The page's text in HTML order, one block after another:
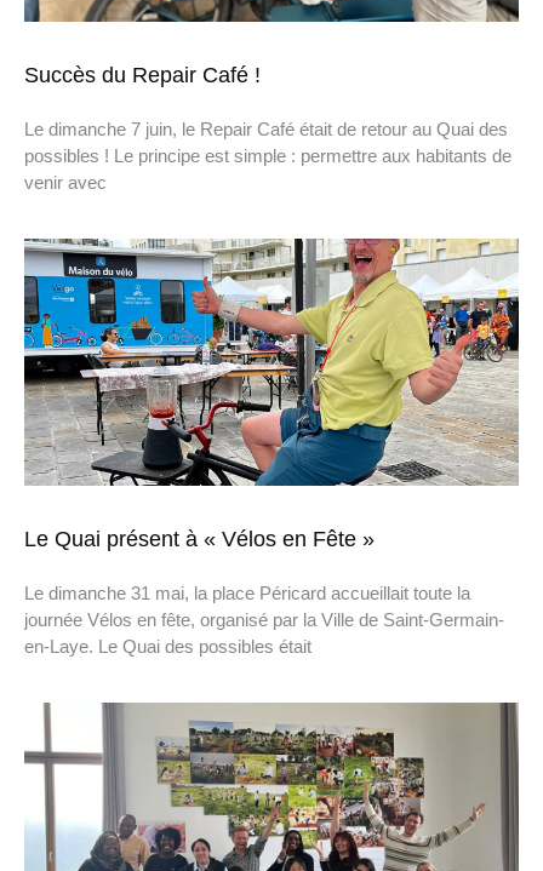
Succès du Repair Café !
Le dimanche 7 juin, le Repair Café était de retour au Quai des
possibles ! Le principe est simple : permettre aux habitants de
venir avec
Le Quai présent à « Vélos en Fête »
Le dimanche 31 mai, la place Péricard accueillait toute la
journée Vélos en fête, organisé par la Ville de Saint-Germain-
en-Laye. Le Quai des possibles était